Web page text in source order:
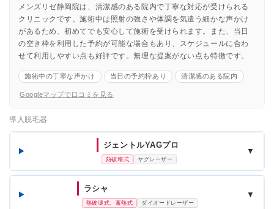
メンズリゼ静岡院は、清潔感のある院内で丁寧な対応が受けられる
クリニックです。施術中は照射の強さや体調を気遣う細かな声かけ
があるため、初めてでも安心して施術を受けられます。また、当日
の空き枠を利用した予約が可能な場合もあり、スケジュールに合わ
せて利用しやすい点も好評です。無理な提案がない点も特徴です。
施術中の丁寧な声かけ 当日の予約枠あり 清潔感のある院内
Googleマップで口コミを見る
導入脱毛器
ジェントルYAGプロ
熱破壊式 ヤグレーザー
▼
ラシャ
熱破壊式、蓄熱式 ダイオードレーザー
▼